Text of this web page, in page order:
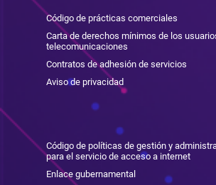
Código de prácticas comerciales
Carta de derechos mínimos de los
telecomunicaciones
Contratos de adhesión de servicios
Aviso de privacidad
Código de políticas de gestión y
para el servicio de acceso a internet
Enlace gubernamental